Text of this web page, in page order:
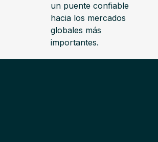
un puente confiable
hacia los mercados
globales más
importantes.